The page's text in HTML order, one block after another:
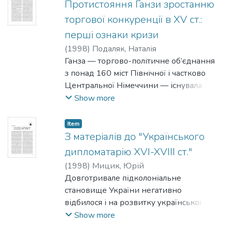
буддизму, ієрогліфічна писемність,
багатовікове панування у державних
ділових паперах китайської мови— все
це споріднює Японію з Китаєм, Кореєю,
В’єтнамом.
Протистояння Ганзи зростанню
торгової конкуренції в XV ст.:
перші ознаки кризи
(1998) Подаляк, Наталія
Ганза — торгово-політичне об’єднання
з понад 160 міст Північної і частково
Центральної Німеччини — існувала з
середини XII до середини XVII ст. і
політичному і культурному розвитку
Європи, торгівля якої була охоплена
численними ганзейськими
підрозділами та філіями. Особливе
місце в системі Г анзи посідали
розташовані вздовж балтійського
узбережжя вендські міста Любек,
Росток, Вісмар та інші, які протягом XIII
—XIV ст. зуміли створити не тільки
Show more
Item
З матеріалів до "Українського
дипломатарію XVI-XVIII ст."
(1998) Мицик, Юрій
Довготривале підколоніальне
становище України негативно
відбилося і на розвитку української
історичної науки. Про це вже не раз
Show more